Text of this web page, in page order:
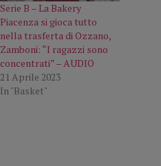
Serie B – La Bakery
Piacenza si gioca tutto
nella trasferta di Ozzano,
Zamboni: “I ragazzi sono
concentrati” – AUDIO
21 Aprile 2023
In "Basket"